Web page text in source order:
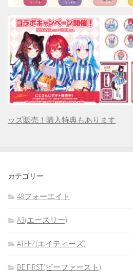
ッズ販売！購入特典もあります
カテゴリー
48フォーエイト
A3(エースリー)
ATEEZ(エイティーズ)
BE:FIRST(ビーファースト)